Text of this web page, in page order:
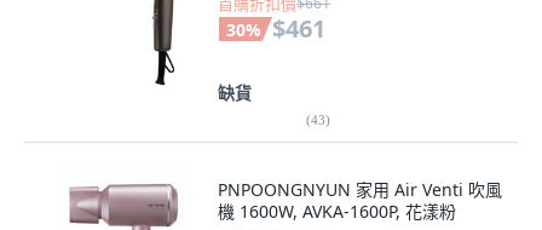
30% $461
缺貨
(43)
PNPOONGNYUN 家用 Air Venti 吹風
機 1600W, AVKA-1600P, 花漾粉